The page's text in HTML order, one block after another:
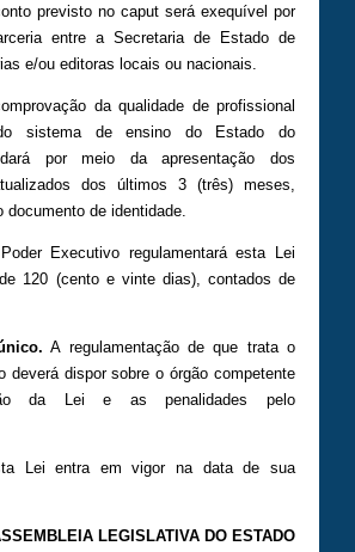
previsto no caput será exequível por
entre a Secretaria de Estado de
e/ou editoras locais ou nacionais.
da qualidade de profissional
sistema de ensino do Estado do
por meio da apresentação dos
dos últimos 3 (três) meses,
de identidade.
Executivo regulamentará esta Lei
120 (cento e vinte dias), contados de
A regulamentação de que trata o
deverá dispor sobre o órgão competente
da Lei e as penalidades pelo
Lei entra em vigor na data de sua
LEGISLATIVA DO ESTADO